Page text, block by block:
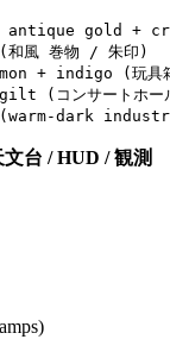
gold +
風 巻物 / 朱印)
+ indigo (玩具
(コンサートホ
文台 / HUD / 観測